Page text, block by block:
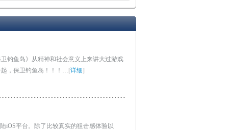
钓鱼岛》从精神和社会意义上来讲大过游戏
起，保卫钓鱼岛！！！… [详细]
iOS平台。除了比较真实的狙击感体验以